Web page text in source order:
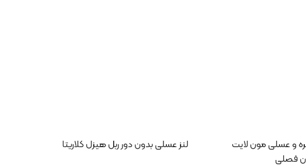
و عسلی مون‌ لایت
فصلی
لنز عسلی بدون دور ربل هیزل کلاریتا